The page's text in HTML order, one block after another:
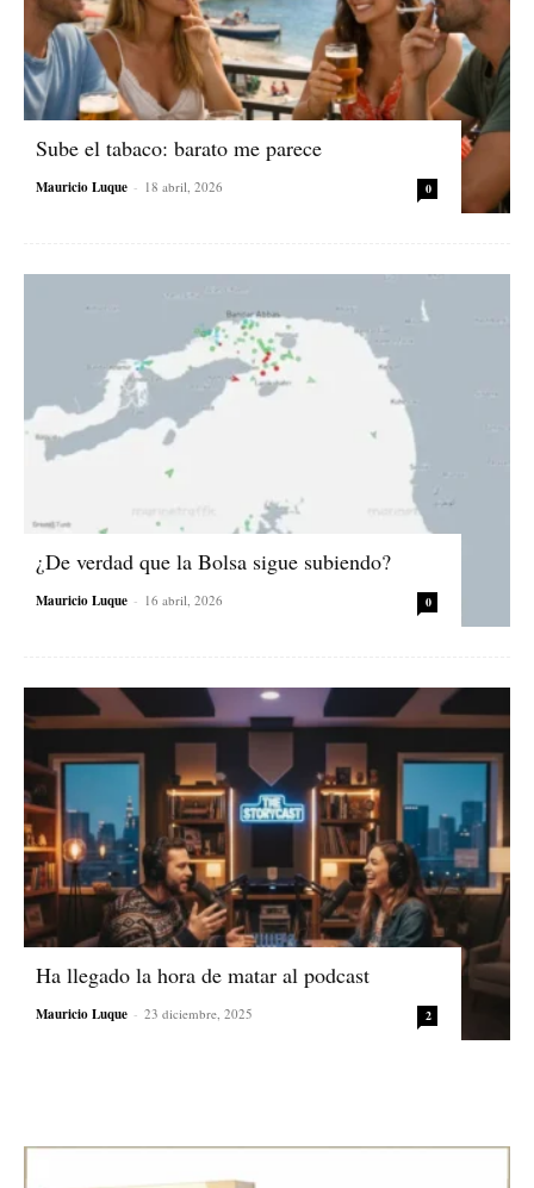
Sube el tabaco: barato me parece
Mauricio Luque - 18 abril, 2026 0
¿De verdad que la Bolsa sigue subiendo?
Mauricio Luque - 16 abril, 2026 0
Ha llegado la hora de matar al podcast
Mauricio Luque - 23 diciembre, 2025 2